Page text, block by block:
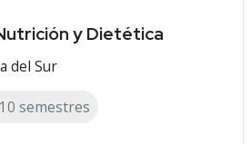
y Dietética
del Sur
10 semestres